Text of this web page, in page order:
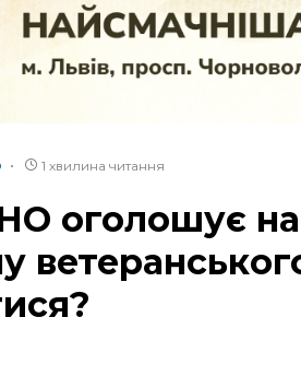
1 хвилина читання
оголошує